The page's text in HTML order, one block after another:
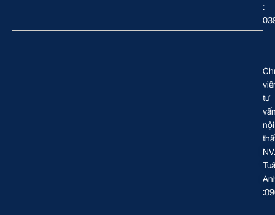
:
tư
nội
NV.